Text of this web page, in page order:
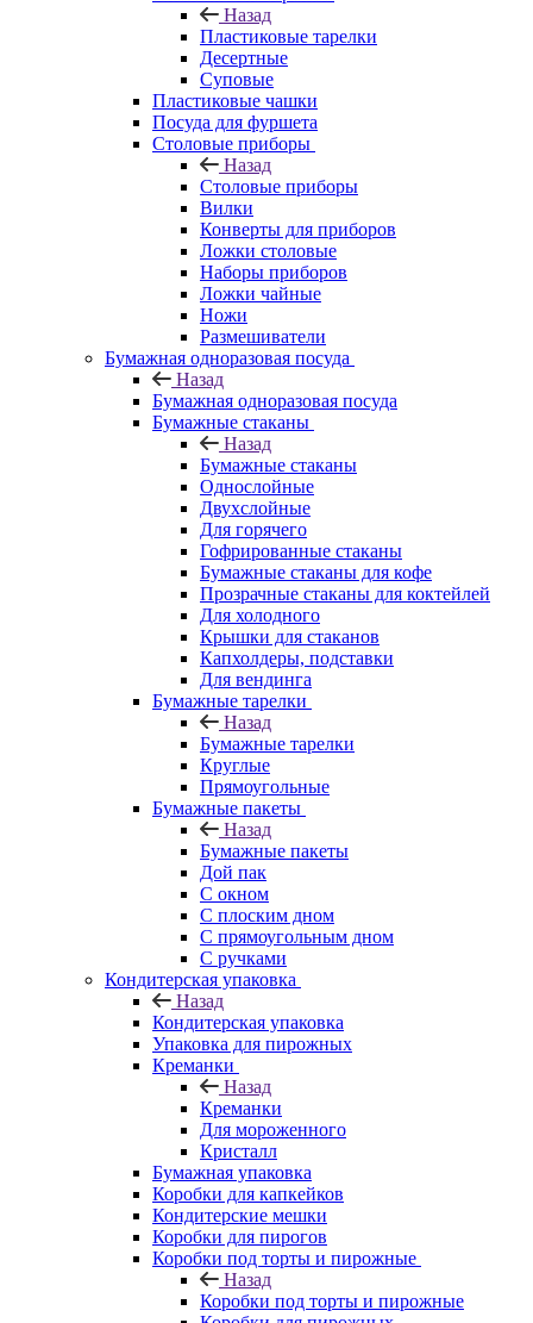
Назад
Пластиковые тарелки
Десертные
Суповые
Пластиковые чашки
Посуда для фуршета
Столовые приборы
Назад
Столовые приборы
Вилки
Конверты для приборов
Ложки столовые
Наборы приборов
Ложки чайные
Ножи
Размешиватели
Бумажная одноразовая посуда
Назад
Бумажная одноразовая посуда
Бумажные стаканы
Назад
Бумажные стаканы
Однослойные
Двухслойные
Для горячего
Гофрированные стаканы
Бумажные стаканы для кофе
Прозрачные стаканы для коктейлей
Для холодного
Крышки для стаканов
Капхолдеры, подставки
Для вендинга
Бумажные тарелки
Назад
Бумажные тарелки
Круглые
Прямоугольные
Бумажные пакеты
Назад
Бумажные пакеты
Дой пак
С окном
С плоским дном
С прямоугольным дном
С ручками
Кондитерская упаковка
Назад
Кондитерская упаковка
Упаковка для пирожных
Креманки
Назад
Креманки
Для мороженного
Кристалл
Бумажная упаковка
Коробки для капкейков
Кондитерские мешки
Коробки для пирогов
Коробки под торты и пирожные
Назад
Коробки под торты и пирожные